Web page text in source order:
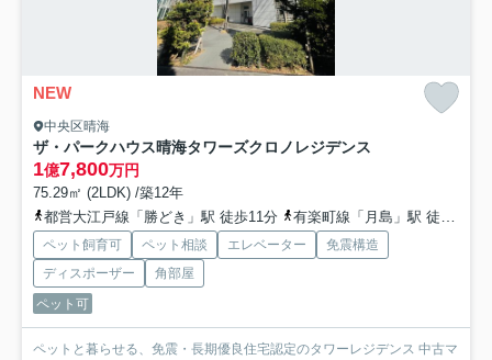
NEW
中央区晴海
ザ・パークハウス晴海タワーズクロノレジデンス
1億7,800万円
75.29㎡ (2LDK) /築12年
都営大江戸線「勝どき」駅 徒歩11分
有楽町線「月島」駅 徒歩14分
ペット飼育可 ペット相談 エレベーター
免震構造
ディスポーザー
角部屋
ペット可
ペットと暮らせる、免震・長期優良住宅認定のタワーレジデンス 中古マ